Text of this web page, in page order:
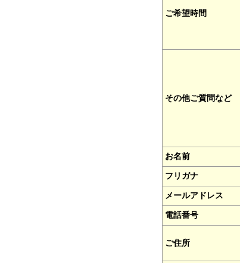
ご希望時間
その他ご質問など
お名前
フリガナ
メールアドレス
電話番号
ご住所